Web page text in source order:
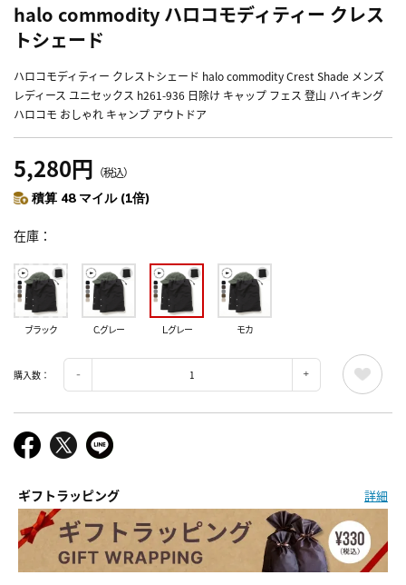
halo commodity ハロコモディティー クレス
トシェード
ハロコモディティー クレストシェード halo commodity Crest Shade メンズ
レディース ユニセックス h261-936 日除け キャップ フェス 登山 ハイキング
ハロコモ おしゃれ キャンプ アウトドア
5,280円 （税込）
積算 48 マイル (1倍)
在庫
ブラック C.グレー L.グレー モカ
購入数：
ギフトラッピング 詳細